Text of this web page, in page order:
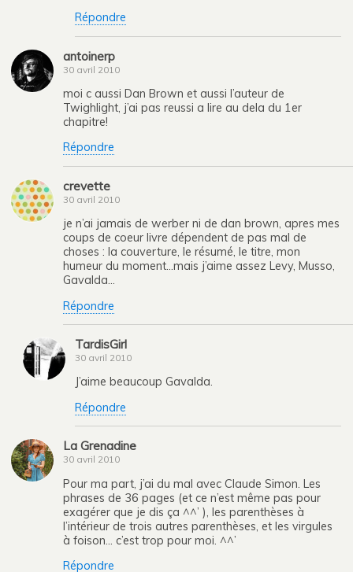
Répondre
antoinerp
30 avril 2010
moi c aussi Dan Brown et aussi l’auteur de
Twighlight, j’ai pas reussi a lire au dela du 1er
chapitre!
Répondre
crevette
30 avril 2010
je n’ai jamais de werber ni de dan brown, apres mes
coups de coeur livre dépendent de pas mal de
choses : la couverture, le résumé, le titre, mon
humeur du moment…mais j’aime assez Levy, Musso,
Gavalda…
Répondre
TardisGirl
30 avril 2010
J’aime beaucoup Gavalda.
Répondre
La Grenadine
30 avril 2010
Pour ma part, j’ai du mal avec Claude Simon. Les
phrases de 36 pages (et ce n’est même pas pour
exagérer que je dis ça ^^’ ), les parenthèses à
l’intérieur de trois autres parenthèses, et les virgules
à foison… c’est trop pour moi. ^^’
Répondre